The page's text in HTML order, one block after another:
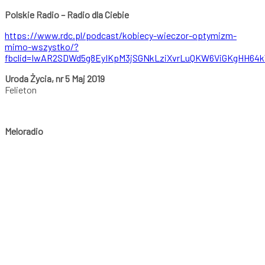
Polskie Radio – Radio dla Ciebie
https://www.rdc.pl/podcast/kobiecy-wieczor-optymizm-
mimo-wszystko/?
Uroda Życia, nr 5 Maj 2019
Felieton
Meloradio